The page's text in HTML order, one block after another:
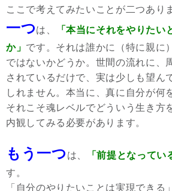
ここで考えてみたいことが二つあり
一つは、
「本当にそれをやりたい
か」 です。それは誰かに（特に親に
ではないかどうか。世間の流れに、
されているだけで、実は少しも望ん
しれません。本当に、真に自分が何
それこそ魂レベルでどういう生き方
内観してみる必要があります。
もう一つ は、 「前提となってい
す。
「自分のやりたいことは実現できる